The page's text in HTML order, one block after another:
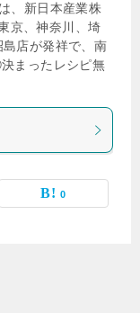
、新日本産業株
京、神奈川、埼
店が発祥で、南
まったレシピ無
0